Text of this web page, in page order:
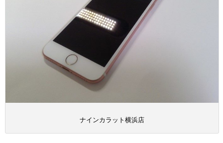
ナインカラット横浜店